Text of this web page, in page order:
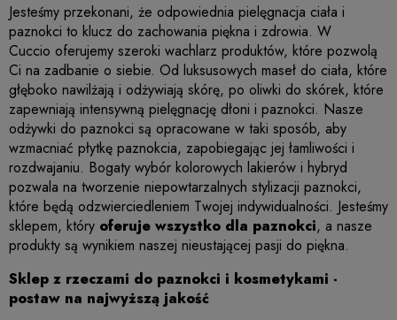
Jesteśmy przekonani, że odpowiednia pielęgnacja ciała i
paznokci to klucz do zachowania piękna i zdrowia. W
Cuccio oferujemy szeroki wachlarz produktów, które pozwolą
Ci na zadbanie o siebie. Od luksusowych maseł do ciała, które
głęboko nawilżają i odżywiają skórę, po oliwki do skórek, które
zapewniają intensywną pielęgnację dłoni i paznokci. Nasze
odżywki do paznokci są opracowane w taki sposób, aby
wzmacniać płytkę paznokcia, zapobiegając jej łamliwości i
rozdwajaniu. Bogaty wybór kolorowych lakierów i hybryd
pozwala na tworzenie niepowtarzalnych stylizacji paznokci,
które będą odzwierciedleniem Twojej indywidualności. Jesteśmy
sklepem, który oferuje wszystko dla paznokci, a nasze
produkty są wynikiem naszej nieustającej pasji do piękna.
Sklep z rzeczami do paznokci i kosmetykami -
postaw na najwyższą jakość